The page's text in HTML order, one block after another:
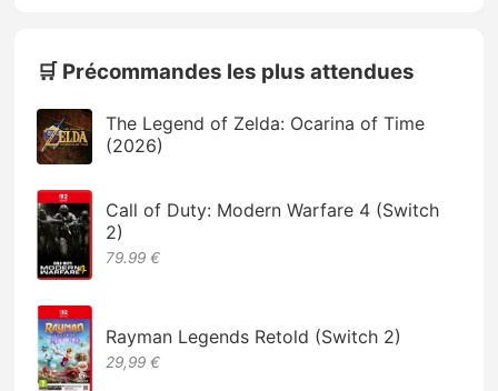
🛒 Précommandes les plus attendues
The Legend of Zelda: Ocarina of Time
(2026)
Call of Duty: Modern Warfare 4 (Switch
2)
79.99 €
Rayman Legends Retold (Switch 2)
29,99 €